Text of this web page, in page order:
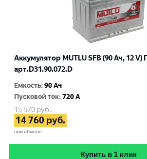
Аккумулятор MUTLU SFB (90 Ач, 12 V)
арт.D31.90.072.D
Емкость:90 Ач
Пусковой ток:720 A
15 570руб.
14 760 руб.
при обмене
Купить в 1 клик